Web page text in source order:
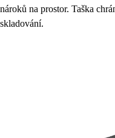
nároků na prostor. Taška
skladování.